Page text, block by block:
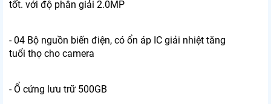
tốt. với độ phân giải 2.0MP
- 04 Bộ nguồn biến điện, có ổn áp IC giải nhiệt tăng
tuổi thọ cho camera
- Ổ cứng lưu trữ 500GB